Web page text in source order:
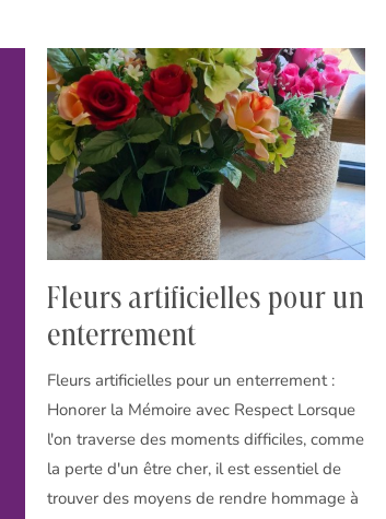
Fleurs artificielles pour un
enterrement
Fleurs artificielles pour un enterrement :
Honorer la Mémoire avec Respect Lorsque
l'on traverse des moments difficiles, comme
la perte d'un être cher, il est essentiel de
trouver des moyens de rendre hommage à